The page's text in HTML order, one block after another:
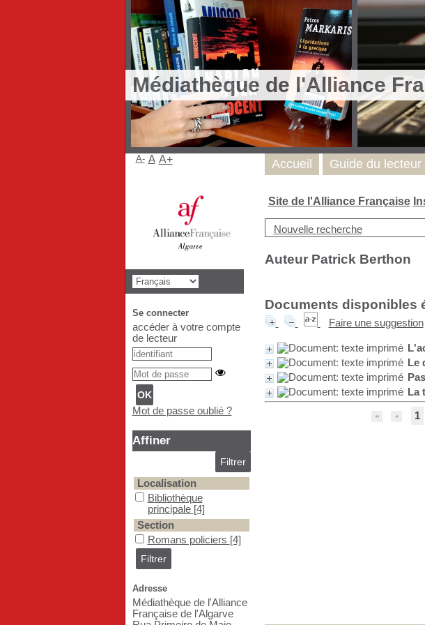
Médiathèque de l'Alliance
Site de l'Alliance Française
Nouvelle recherche
Auteur Patrick Berthon
Documents disponibles
Faire une suggestion
Le
La
1
Accueil Guide du lecteur
A- A A+
Se connecter
accéder à votre compte
de lecteur
Mot de passe oublié ?
Affiner
Localisation
Bibliothèque principale
Bibliothèque
principale [4]
Section
Romans policiers
Romans policiers [4]
Adresse
Médiathèque de l'Alliance
Française de l'Algarve